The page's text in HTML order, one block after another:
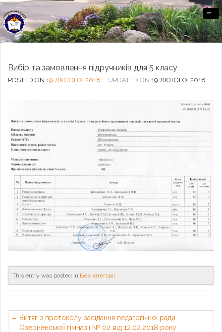
Офіційний сайт Озерненського ліцею
-
Вибір та замовлення підручників для 5 класу
POSTED ON 19 ЛЮТОГО, 2018 UPDATED ON 19 ЛЮТОГО, 2018
This entry was posted in Без категорії
Витяг з протоколу засідання педагогічної ради
Озерненської гімназії № 02 від 12.02.2018 року